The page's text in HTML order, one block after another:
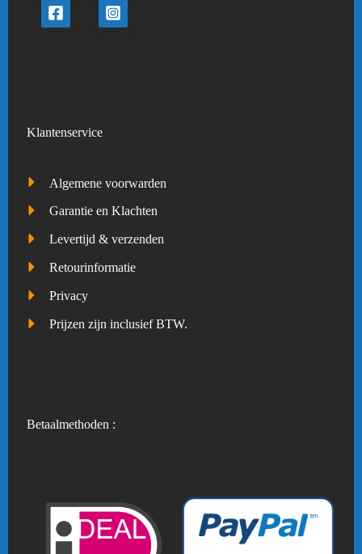
Klantenservice
Algemene voorwarden
Garantie en Klachten
Levertijd & verzenden
Retourinformatie
Privacy
Prijzen zijn inclusief BTW.
Betaalmethoden :